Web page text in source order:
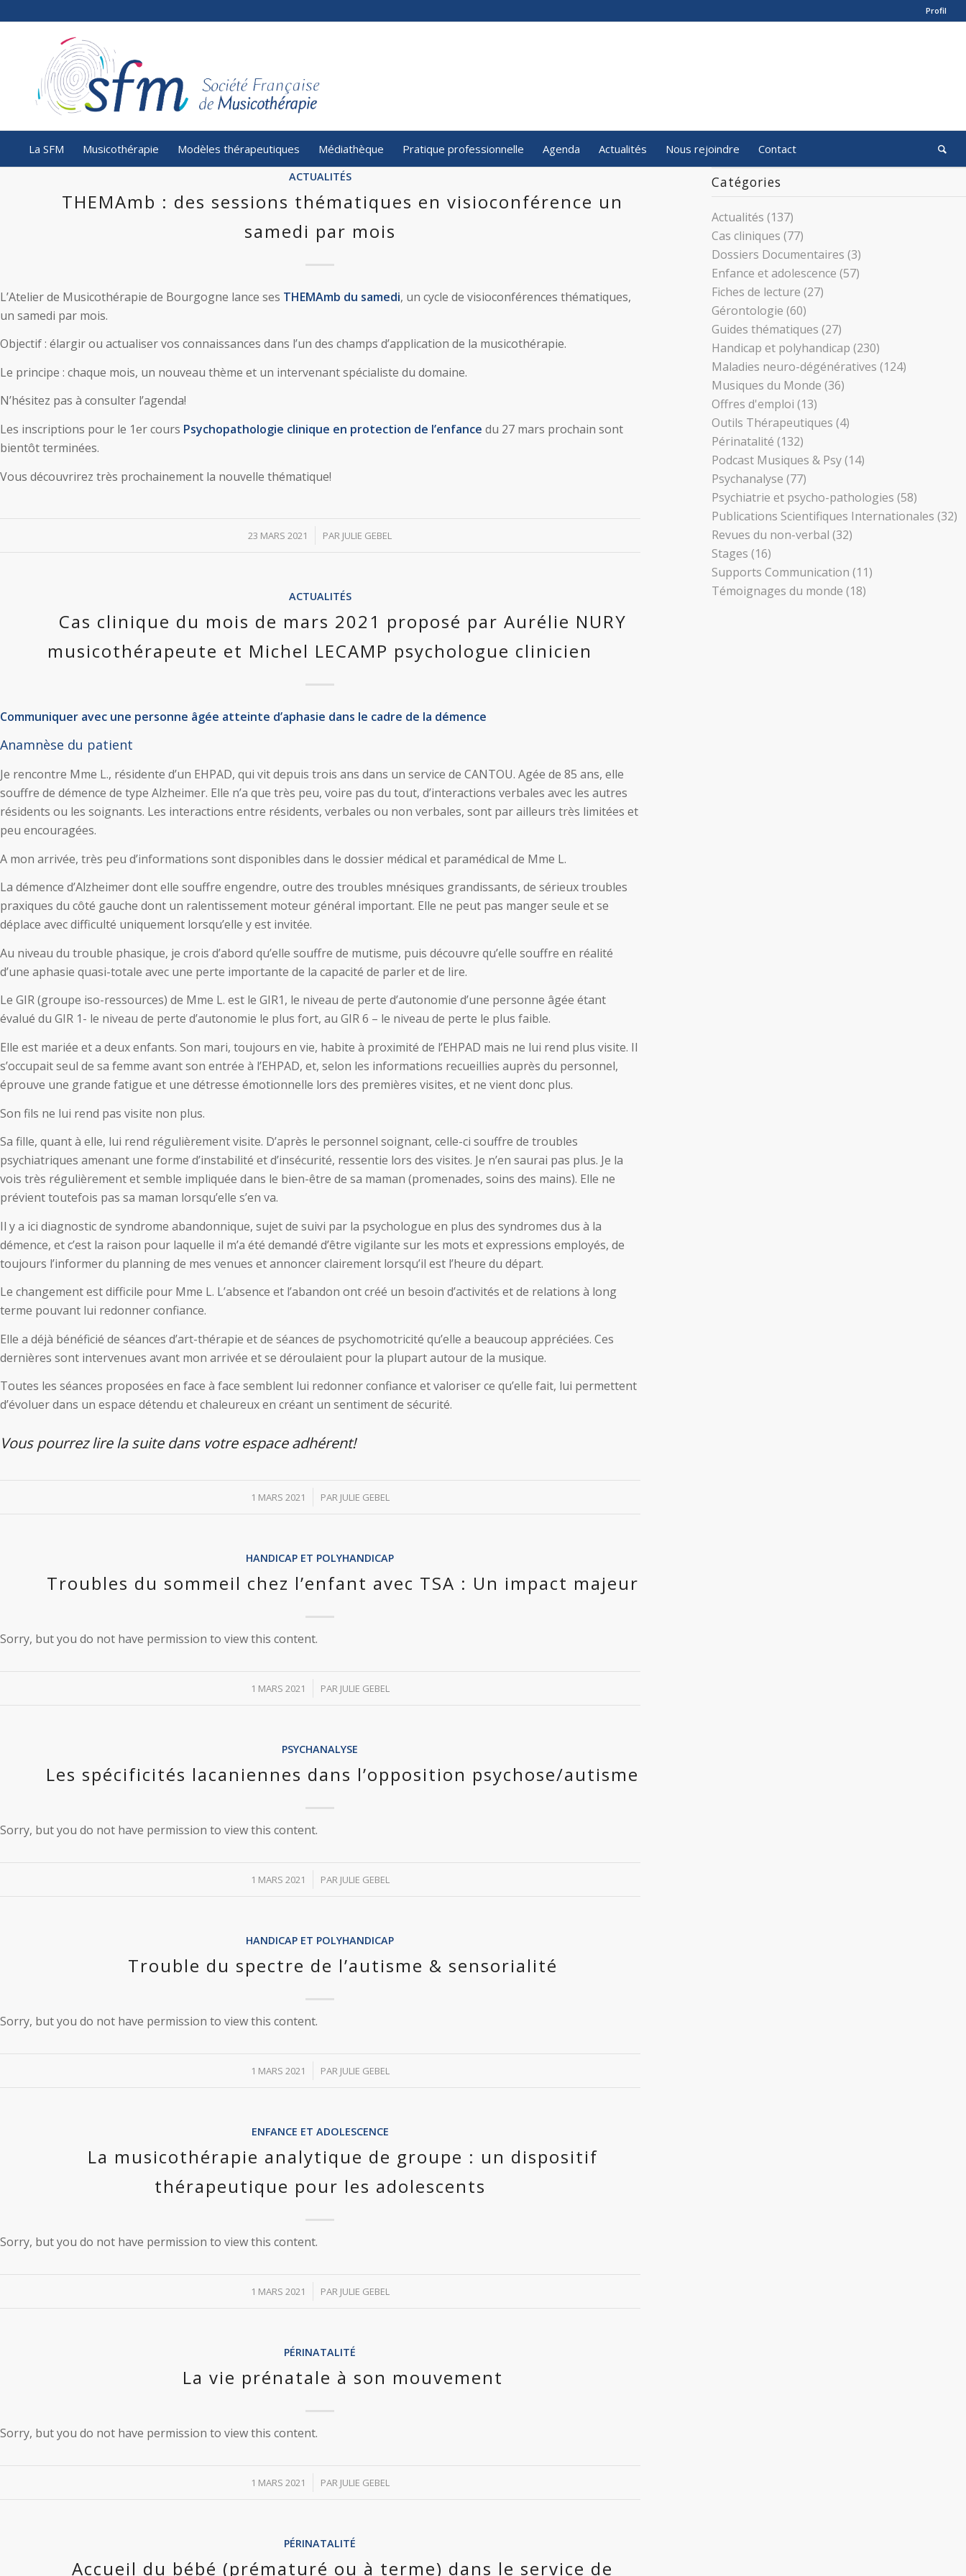
Profil
La SFM Musicothérapie Modèles thérapeutiques Médiathèque Pratique professionnelle Agenda Actualités Nous rejoindre Contact
ACTUALITÉS
THEMAmb : des sessions thématiques en visioconférence un
samedi par mois
L’Atelier de Musicothérapie de Bourgogne lance ses THEMAmb du samedi, un cycle de visioconférences thématiques,
un samedi par mois.
Objectif : élargir ou actualiser vos connaissances dans l’un des champs d’application de la musicothérapie.
Le principe : chaque mois, un nouveau thème et un intervenant spécialiste du domaine.
N’hésitez pas à consulter l’agenda!
Les inscriptions pour le 1er cours Psychopathologie clinique en protection de l’enfance du 27 mars prochain sont
bientôt terminées.
Vous découvrirez très prochainement la nouvelle thématique!
23 MARS 2021
/ PAR JULIE GEBEL
ACTUALITÉS
Cas clinique du mois de mars 2021 proposé par Aurélie NURY
musicothérapeute et Michel LECAMP psychologue clinicien
Communiquer avec une personne âgée atteinte d’aphasie dans le cadre de la démence
Anamnèse du patient
Je rencontre Mme L., résidente d’un EHPAD, qui vit depuis trois ans dans un service de CANTOU. Agée de 85 ans, elle
souffre de démence de type Alzheimer. Elle n’a que très peu, voire pas du tout, d’interactions verbales avec les autres
résidents ou les soignants. Les interactions entre résidents, verbales ou non verbales, sont par ailleurs très limitées et
peu encouragées.
A mon arrivée, très peu d’informations sont disponibles dans le dossier médical et paramédical de Mme L.
La démence d’Alzheimer dont elle souffre engendre, outre des troubles mnésiques grandissants, de sérieux troubles
praxiques du côté gauche dont un ralentissement moteur général important. Elle ne peut pas manger seule et se
déplace avec difficulté uniquement lorsqu’elle y est invitée.
Au niveau du trouble phasique, je crois d’abord qu’elle souffre de mutisme, puis découvre qu’elle souffre en réalité
d’une aphasie quasi-totale avec une perte importante de la capacité de parler et de lire.
Le GIR (groupe iso-ressources) de Mme L. est le GIR1, le niveau de perte d’autonomie d’une personne âgée étant
évalué du GIR 1- le niveau de perte d’autonomie le plus fort, au GIR 6 – le niveau de perte le plus faible.
Elle est mariée et a deux enfants. Son mari, toujours en vie, habite à proximité de l’EHPAD mais ne lui rend plus visite. Il
s’occupait seul de sa femme avant son entrée à l’EHPAD, et, selon les informations recueillies auprès du personnel,
éprouve une grande fatigue et une détresse émotionnelle lors des premières visites, et ne vient donc plus.
Son fils ne lui rend pas visite non plus.
Sa fille, quant à elle, lui rend régulièrement visite. D’après le personnel soignant, celle-ci souffre de troubles
psychiatriques amenant une forme d’instabilité et d’insécurité, ressentie lors des visites. Je n’en saurai pas plus. Je la
vois très régulièrement et semble impliquée dans le bien-être de sa maman (promenades, soins des mains). Elle ne
prévient toutefois pas sa maman lorsqu’elle s’en va.
Il y a ici diagnostic de syndrome abandonnique, sujet de suivi par la psychologue en plus des syndromes dus à la
démence, et c’est la raison pour laquelle il m’a été demandé d’être vigilante sur les mots et expressions employés, de
toujours l’informer du planning de mes venues et annoncer clairement lorsqu’il est l’heure du départ.
Le changement est difficile pour Mme L. L’absence et l’abandon ont créé un besoin d’activités et de relations à long
terme pouvant lui redonner confiance.
Elle a déjà bénéficié de séances d’art-thérapie et de séances de psychomotricité qu’elle a beaucoup appréciées. Ces
dernières sont intervenues avant mon arrivée et se déroulaient pour la plupart autour de la musique.
Toutes les séances proposées en face à face semblent lui redonner confiance et valoriser ce qu’elle fait, lui permettent
d’évoluer dans un espace détendu et chaleureux en créant un sentiment de sécurité.
Vous pourrez lire la suite dans votre espace adhérent!
1 MARS 2021
/ PAR JULIE GEBEL
HANDICAP ET POLYHANDICAP
Troubles du sommeil chez l’enfant avec TSA : Un impact majeur
Sorry, but you do not have permission to view this content.
1 MARS 2021
/ PAR JULIE GEBEL
PSYCHANALYSE
Les spécificités lacaniennes dans l’opposition psychose/autisme
Sorry, but you do not have permission to view this content.
1 MARS 2021
/ PAR JULIE GEBEL
HANDICAP ET POLYHANDICAP
Trouble du spectre de l’autisme & sensorialité
Sorry, but you do not have permission to view this content.
1 MARS 2021
/ PAR JULIE GEBEL
ENFANCE ET ADOLESCENCE
La musicothérapie analytique de groupe : un dispositif
thérapeutique pour les adolescents
Sorry, but you do not have permission to view this content.
1 MARS 2021
/ PAR JULIE GEBEL
PÉRINATALITÉ
La vie prénatale à son mouvement
Sorry, but you do not have permission to view this content.
1 MARS 2021
/ PAR JULIE GEBEL
PÉRINATALITÉ
Accueil du bébé (prématuré ou à terme) dans le service de
Catégories
Actualités (137)
Cas cliniques (77)
Dossiers Documentaires (3)
Enfance et adolescence (57)
Fiches de lecture (27)
Gérontologie (60)
Guides thématiques (27)
Handicap et polyhandicap (230)
Maladies neuro-dégénératives (124)
Musiques du Monde (36)
Offres d'emploi (13)
Outils Thérapeutiques (4)
Périnatalité (132)
Podcast Musiques & Psy(14)
Psychanalyse (77)
Psychiatrie et psycho-pathologies (58)
Publications Scientifiques Internationales (32)
Revues du non-verbal (32)
Stages (16)
Supports Communication (11)
Témoignages du monde (18)